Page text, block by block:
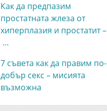
Как да предпазим
простатната жлеза от
хиперплазия и простатит –
…
7 съвета как да правим по-
добър секс – мисията
възможна